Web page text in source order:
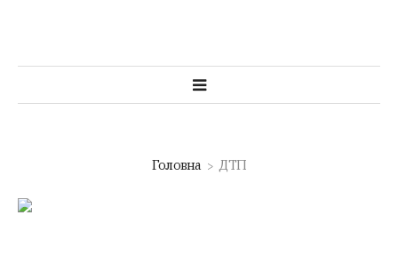
Головна ДТП